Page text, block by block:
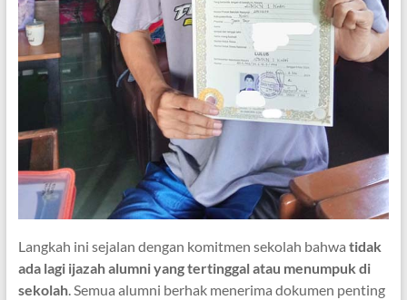
Langkah ini sejalan dengan komitmen sekolah bahwa tidak
ada lagi ijazah alumni yang tertinggal atau menumpuk di
sekolah. Semua alumni berhak menerima dokumen penting